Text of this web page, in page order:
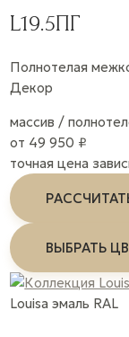
L19.5ПГ
Полнотелая
Декор
массив /
от 49 950 ₽
точная цена
ВЫБРАТЬ
Louisa эмаль RAL